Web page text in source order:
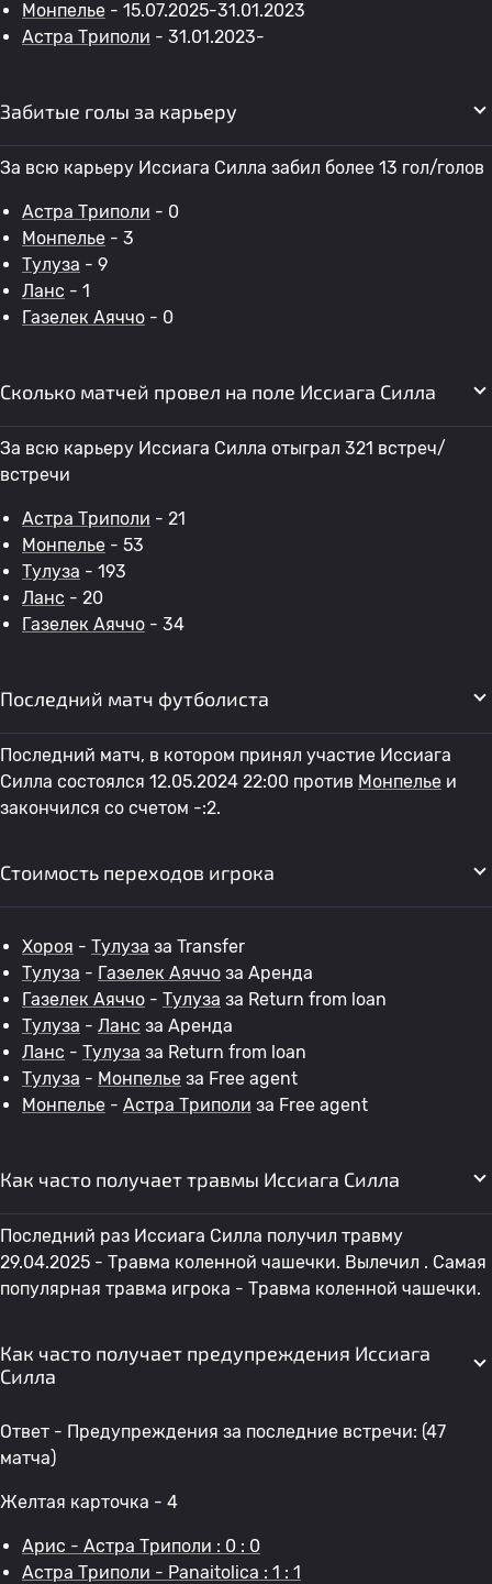
Монпелье - 15.07.2025-31.01.2023
Астра Триполи - 31.01.2023-
Забитые голы за карьеру
За всю карьеру Иссиага Силла забил более 13 гол/голов
Астра Триполи - 0
Монпелье - 3
Тулуза - 9
Ланс - 1
Газелек Аяччо - 0
Сколько матчей провел на поле Иссиага Силла
За всю карьеру Иссиага Силла отыграл 321 встреч/
встречи
Астра Триполи - 21
Монпелье - 53
Тулуза - 193
Ланс - 20
Газелек Аяччо - 34
Последний матч футболиста
Последний матч, в котором принял участие Иссиага
Силла состоялся 12.05.2024 22:00 против Монпелье и
закончился со счетом -:2.
Стоимость переходов игрока
Хороя - Тулуза за Transfer
Тулуза - Газелек Аяччо за Аренда
Газелек Аяччо - Тулуза за Return from loan
Тулуза - Ланс за Аренда
Ланс - Тулуза за Return from loan
Тулуза - Монпелье за Free agent
Монпелье - Астра Триполи за Free agent
Как часто получает травмы Иссиага Силла
Последний раз Иссиага Силла получил травму
29.04.2025 - Травма коленной чашечки. Вылечил . Самая
популярная травма игрока - Травма коленной чашечки.
Как часто получает предупреждения Иссиага
Силла
Ответ - Предупреждения за последние встречи: (47
матча)
Желтая карточка - 4
Арис - Астра Триполи : 0 : 0
Астра Триполи - Panaitolica : 1 : 1